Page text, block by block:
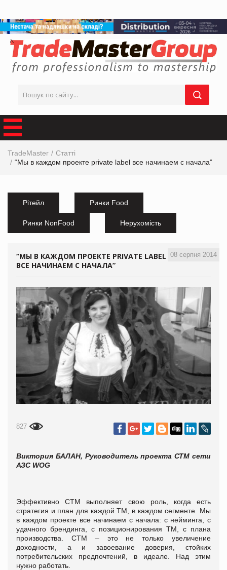
TradeMaster
Статті
“Мы в каждом проекте private label все начинаем с начала”
Рітейл Ринки Food
Ринки NonFood Нерухомість
08 серпня 2014
“МЫ В КАЖДОМ ПРОЕКТЕ PRIVATE LABEL
ВСЕ НАЧИНАЕМ С НАЧАЛА”
827
Виктория БАЛАН, Руководитель проекта СТМ сети
АЗС WOG
Эффективно СТМ выполняет свою роль, когда есть
стратегия и план для каждой ТМ, в каждом сегменте. Мы
в каждом проекте все начинаем с начала: с нейминга, с
удачного брендинга, с позиционирования ТМ, с плана
производства. СТМ – это не только увеличение
доходности, а и завоевание доверия, стойких
потребительских предпочтений, в идеале. Над этим
нужно работать.